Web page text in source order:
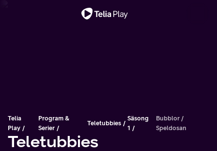
Telia
Play
Program &
Serier
Teletubbies
Säsong
1
Bubblor /
Speldosan
Teletubbies